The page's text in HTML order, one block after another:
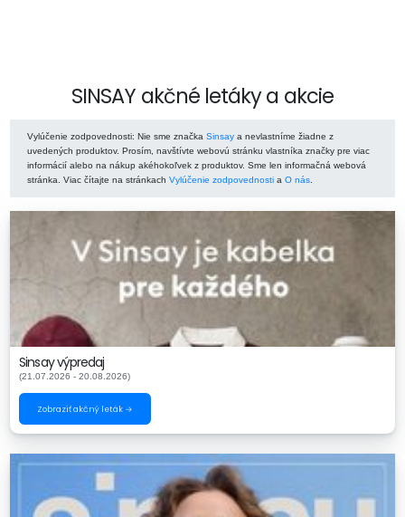
SINSAY akčné letáky a akcie
Vylúčenie zodpovednosti: Nie sme značka Sinsay a nevlastníme žiadne z
uvedených produktov. Prosím, navštívte webovú stránku vlastníka značky pre viac
informácií alebo na nákup akéhokoľvek z produktov. Sme len informačná webová
stránka. Viac čítajte na stránkach Vylúčenie zodpovednosti a O nás
Sinsay výpredaj
(21.07.2026 - 20.08.2026)
Zobraziť akčný leták →